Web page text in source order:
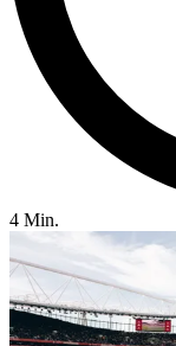
4 Min.